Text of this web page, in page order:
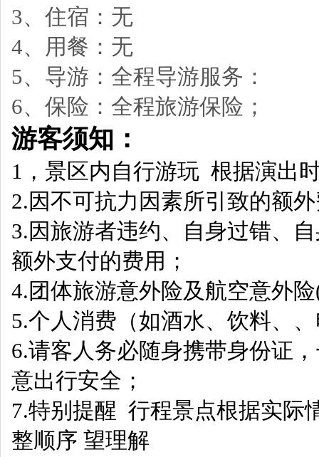
3、住宿：无
4、用餐：无
5、导游：全程导游服务：
6、保险：全程旅游保险；
游客须知：
1，景区内自行游玩 根据演出
2.因不可抗力因素所引致的额
3.因旅游者违约、自身过错、
额外支付的费用；
4.团体旅游意外险及航空意外
5.个人消费（如酒水、饮料、
6.请客人务必随身携带身份证
意出行安全；
7.特别提醒 行程景点根据实际
整顺序 望理解